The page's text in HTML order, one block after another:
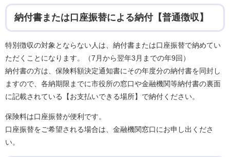
納付書または口座振替による納付【普通徴収】
特別徴収の対象とならない人は、納付書または口座振替で納めてい
ただくことになります。（7月から翌年3月までの年9回）
納付書の方は、保険料額決定通知書にその年度分の納付書を同封し
ますので、各納期限までに市役所の窓口や金融機関等納付書の裏面
に記載されている【お支払いできる場所】で納付ください。
保険料は口座振替が便利です。
口座振替をご希望される場合は、金融機関窓口にお申し出くださ
い。